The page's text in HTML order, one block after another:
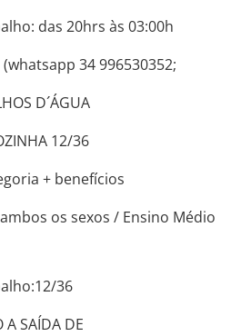
das 20hrs às 03:00h
34 996530352;
D´ÁGUA
12/36
+ benefícios
os sexos / Ensino Médio
36
A SAÍDA DE